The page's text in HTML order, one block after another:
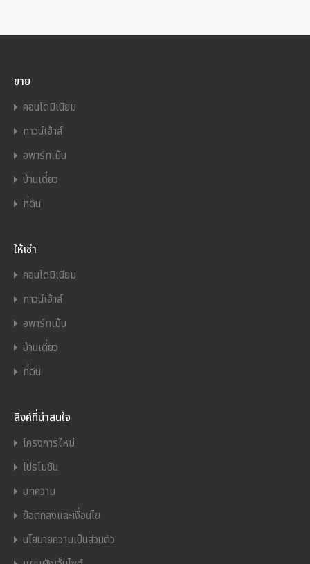
ขาย
คอนโดมิเนียม
ทาวน์เฮ้าส์
อพาร์ทเม้น
บ้านเดี่ยว
ที่ดิน
ให้เช่า
คอนโดมิเนียม
ทาวน์เฮ้าส์
อพาร์ทเม้น
บ้านเดี่ยว
ที่ดิน
ลิงค์ที่น่าสนใจ
โครงการใหม่
โปรโมชัน
บทความ
ข้อตกลงและเงื่อนไข
นโยบายความเป็นส่วนตัว